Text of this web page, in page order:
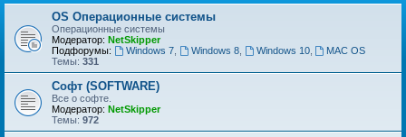
OS Операционные системы
Операционные сиcтемы
Модератор: NetSkipper
Подфорумы:
Windows 7, Windows 8, Windows 10,
MAC OS
Темы: 331
Софт (SOFTWARE)
Все о софте.
Модератор: NetSkipper
Темы: 972